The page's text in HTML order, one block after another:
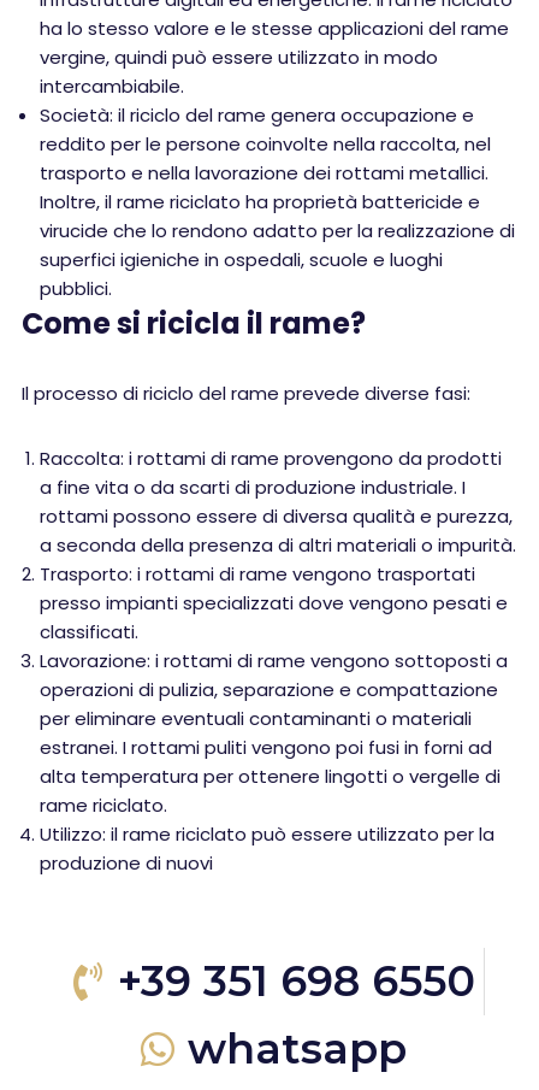
ha lo stesso valore e le stesse applicazioni del rame
vergine, quindi può essere utilizzato in modo
intercambiabile.
Società: il riciclo del rame genera occupazione e
reddito per le persone coinvolte nella raccolta, nel
trasporto e nella lavorazione dei rottami metallici.
Inoltre, il rame riciclato ha proprietà battericide e
virucide che lo rendono adatto per la realizzazione di
superfici igieniche in ospedali, scuole e luoghi
pubblici.
Come si ricicla il rame?
Il processo di riciclo del rame prevede diverse fasi:
Raccolta: i rottami di rame provengono da prodotti
a fine vita o da scarti di produzione industriale. I
rottami possono essere di diversa qualità e purezza,
a seconda della presenza di altri materiali o impurità.
Trasporto: i rottami di rame vengono trasportati
presso impianti specializzati dove vengono pesati e
classificati.
Lavorazione: i rottami di rame vengono sottoposti a
operazioni di pulizia, separazione e compattazione
per eliminare eventuali contaminanti o materiali
estranei. I rottami puliti vengono poi fusi in forni ad
alta temperatura per ottenere lingotti o vergelle di
rame riciclato.
Utilizzo: il rame riciclato può essere utilizzato per la
produzione di nuovi
+39 351 698 6550
whatsapp